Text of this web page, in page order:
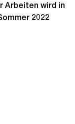
Arbeiten wird in
2022